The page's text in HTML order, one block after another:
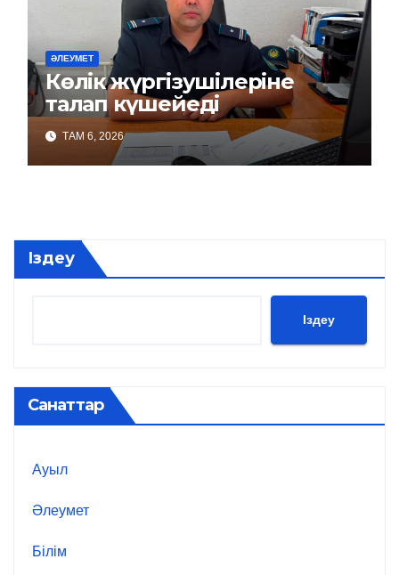
ӘЛЕУМЕТ
Көлік жүргізушілеріне
талап күшейеді
ТАМ 6, 2026
Іздеу
Іздеу
Санаттар
Ауыл
Әлеумет
Білім